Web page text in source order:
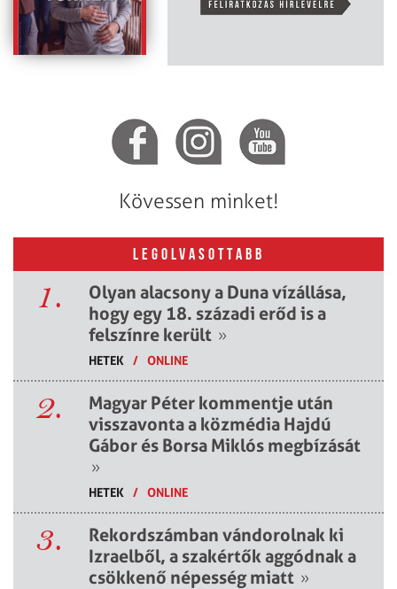
Kövessen minket!
LEGOLVASOTTABB
1.
Olyan alacsony a Duna vízállása,
hogy egy 18. századi erőd is a
felszínre került »
HETEK / ONLINE
2.
Magyar Péter kommentje után
visszavonta a közmédia Hajdú
Gábor és Borsa Miklós megbízását
»
HETEK / ONLINE
3.
Rekordszámban vándorolnak ki
Izraelből, a szakértők aggódnak a
csökkenő népesség miatt »